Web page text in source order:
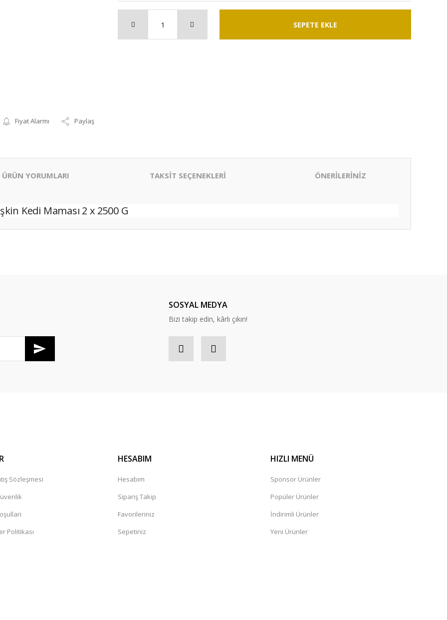
Fiyat Alarmı Paylaş
SEPETE EKLE
ÜRÜN YORUMLARI TAKSİT SEÇENEKLERİ ÖNERİLERİNİZ
Kedi Maması 2 x 2500 G
SOSYAL MEDYA
Bizi takip edin, kârlı çıkın!
Sözleşmesi
Politikası
HESABIM
Hesabım
Sipariş Takip
Favorileriniz
Sepetiniz
HIZLI MENÜ
Sponsor Ürünler
Popüler Ürünler
İndirimli Ürünler
Yeni Ürünler